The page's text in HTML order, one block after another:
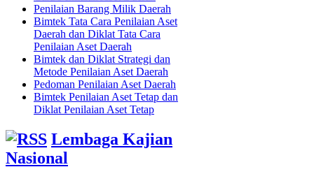
Penilaian Barang Milik Daerah
Bimtek Tata Cara Penilaian Aset
Daerah dan Diklat Tata Cara
Penilaian Aset Daerah
Bimtek dan Diklat Strategi dan
Metode Penilaian Aset Daerah
Pedoman Penilaian Aset Daerah
Bimtek Penilaian Aset Tetap dan
Diklat Penilaian Aset Tetap
Lembaga Kajian
Nasional